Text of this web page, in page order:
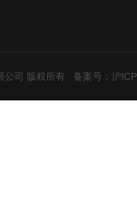
公司 版权所有 备案号：沪